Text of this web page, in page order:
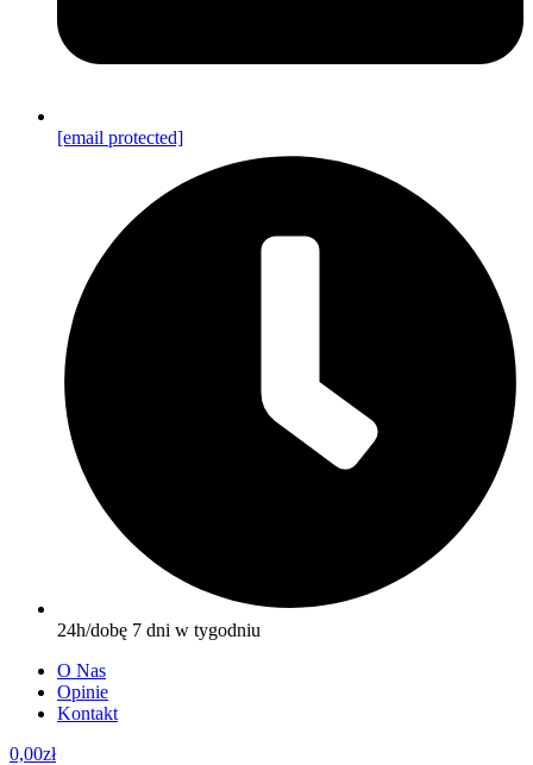
[email protected]
24h/dobę 7 dni w tygodniu
O Nas
Opinie
Kontakt
0,00zł